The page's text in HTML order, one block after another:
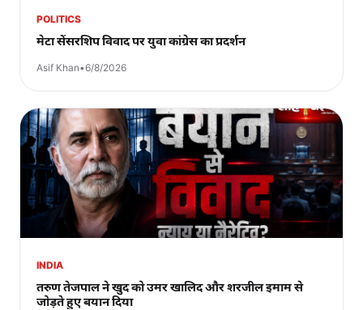
POLITICS
मेटा सेंसरशिप विवाद पर युवा कांग्रेस का प्रदर्शन
Asif Khan•6/8/2026
INDIA
तरुण तेजपाल ने खुद को उमर खालिद और शरजील इमाम से
जोड़ते हुए बयान दिया